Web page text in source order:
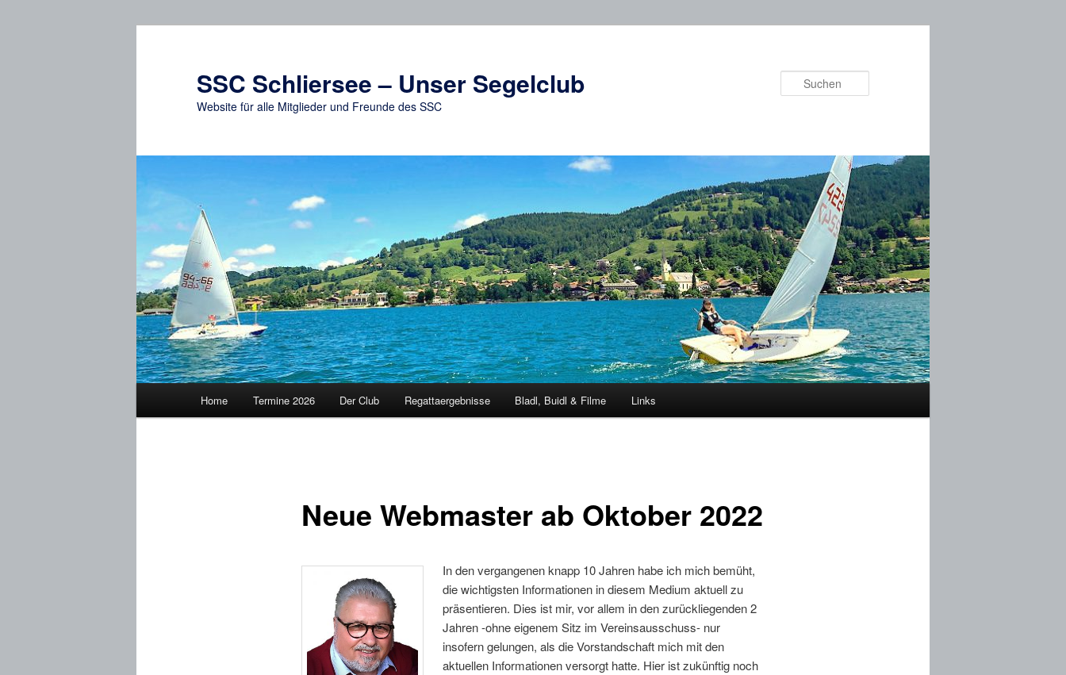
SSC Schliersee – Unser Segelclub
Website für alle Mitglieder und Freunde des SSC
Home Termine 2026 Der Club Regattaergebnisse Bladl, Buidl & Filme Links
Neue Webmaster ab Oktober 2022
In den vergangenen knapp 10 Jahren habe ich mich bemüht,
die wichtigsten Informationen in diesem Medium aktuell zu
präsentieren. Dies ist mir, vor allem in den zurückliegenden 2
Jahren -ohne eigenem Sitz im Vereinsausschuss- nur
insofern gelungen, als die Vorstandschaft mich mit den
aktuellen Informationen versorgt hatte. Hier ist zukünftig noch